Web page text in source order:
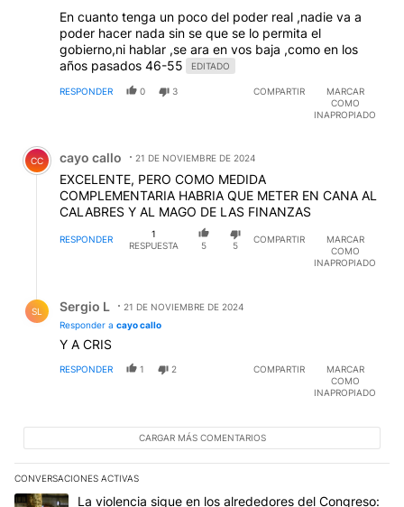
En cuanto tenga un poco del poder real ,nadie va a
poder hacer nada sin se que se lo permita el
gobierno,ni hablar ,se ara en vos baja ,como en los
años pasados 46-55
EDITADO
RESPONDER 0 3 COMPARTIR
MARCAR
COMO
INAPROPIADO
Comentario de cayo callo.
CC cayo callo 21 DE NOVIEMBRE DE 2024
EXCELENTE, PERO COMO MEDIDA
COMPLEMENTARIA HABRIA QUE METER EN CANA AL
CALABRES Y AL MAGO DE LAS FINANZAS
RESPONDER
1
RESPUESTA
5 5
COMPARTIR
MARCAR
COMO
INAPROPIADO
SL Sergio L
21 DE NOVIEMBRE DE 2024
Responder a cayo callo
Y A CRIS
RESPONDER 1 2 COMPARTIR
MARCAR
COMO
INAPROPIADO
CARGAR MÁS COMENTARIOS
CONVERSACIONES ACTIVAS
Este listado muestra los artículos con más comentarios en los
Un artículo de tendencia con el título "La violencia sigue en los
La violencia sigue en los alrededores del Congreso: